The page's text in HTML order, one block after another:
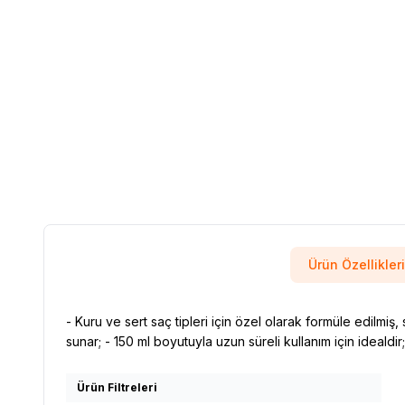
Ürün Özellikleri
- Kuru ve sert saç tipleri için özel olarak formüle edilmiş,
sunar; - 150 ml boyutuyla uzun süreli kullanım için
Ürün Filtreleri